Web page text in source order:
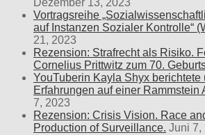
Dezember 13, 2023
Vortragsreihe
auf Instanzen Sozialer Kontrolle“
21, 2023
Rezension: Strafrecht als Risiko.
Cornelius Prittwitz zum 70.
YouTuberin Kayla Shyx berichtete
Erfahrungen auf einer Rammstein
7, 2023
Rezension: Crisis Vision. Race
Production of Surveillance. Juni 7,